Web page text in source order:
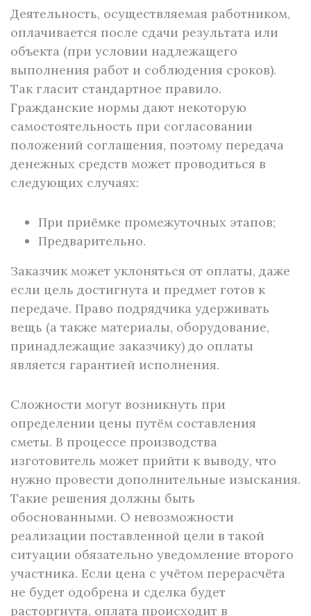
Деятельность, осуществляемая работником,
оплачивается после сдачи результата или
объекта (при условии надлежащего
выполнения работ и соблюдения сроков).
Так гласит стандартное правило.
Гражданские нормы дают некоторую
самостоятельность при согласовании
положений соглашения, поэтому передача
денежных средств может проводиться в
следующих случаях:
При приёмке промежуточных этапов;
Предварительно.
Заказчик может уклоняться от оплаты, даже
если цель достигнута и предмет готов к
передаче. Право подрядчика удерживать
вещь (а также материалы, оборудование,
принадлежащие заказчику) до оплаты
является гарантией исполнения.
Сложности могут возникнуть при
определении цены путём составления
сметы. В процессе производства
изготовитель может прийти к выводу, что
нужно провести дополнительные изыскания.
Такие решения должны быть
обоснованными. О невозможности
реализации поставленной цели в такой
ситуации обязательно уведомление второго
участника. Если цена с учётом перерасчёта
не будет одобрена и сделка будет
расторгнута, оплата происходит в